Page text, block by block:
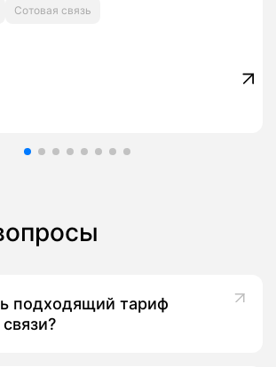
Сотовая связь
подходящий тариф